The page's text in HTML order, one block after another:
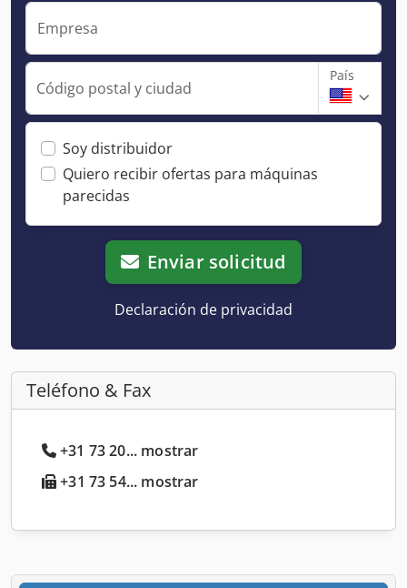
Empresa
Código postal y ciudad
País
Soy distribuidor
Quiero recibir ofertas para máquinas
parecidas
Enviar solicitud
Declaración de privacidad
Teléfono & Fax
+31 73 20... mostrar
+31 73 54... mostrar